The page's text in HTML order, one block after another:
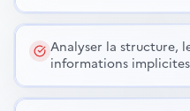
Analyser la structure,
informations implicites